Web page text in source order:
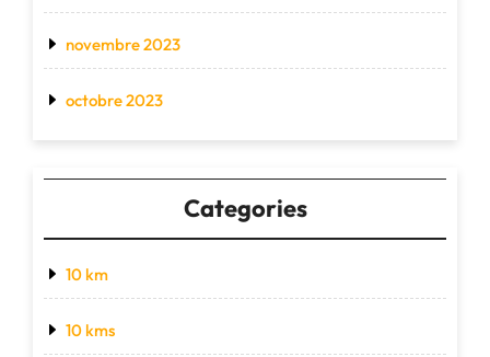
novembre 2023
octobre 2023
Categories
10 km
10 kms